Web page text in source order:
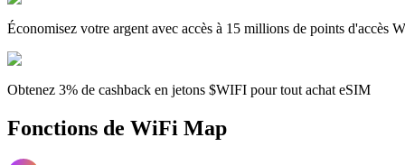
Économisez votre argent avec accès à 15 millions de points d'accès
Obtenez 3% de cashback en jetons $WIFI pour tout achat eSIM
Fonctions de WiFi Map